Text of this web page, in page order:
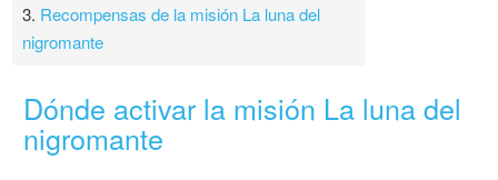
3. Recompensas de la misión La luna del
nigromante
Dónde activar la misión La luna del
nigromante